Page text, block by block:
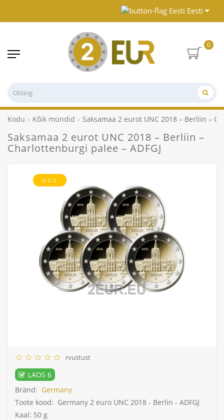
Eesti
0
Kodu Kõik mündid Saksamaa 2 eurot UNC 2018 – Berliin –
Saksamaa 2 eurot UNC 2018 – Berliin –
Charlottenburgi palee – ADFGJ
UUS
rvustust
LAOS 6
Bränd: Germany
Toote kood: Germany 2 euro UNC 2018 - Berlin - ADFGJ
Kaal: 50 g